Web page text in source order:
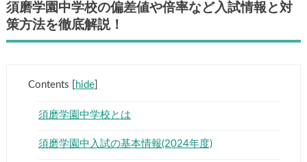
須磨学園中学校の偏差値や倍率など入試情報と対
策方法を徹底解説！
Contents hide]
須磨学園中学校とは
須磨学園中入試の基本情報(2024年度)